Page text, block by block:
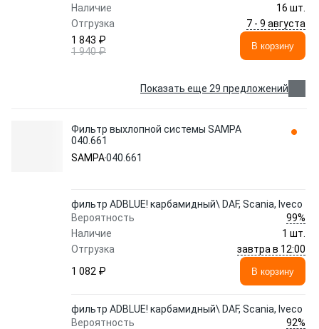
Наличие
16 шт.
Отгрузка
7 - 9 августа
1 843 ₽
1 940 ₽
В корзину
Показать еще 29 предложений
Фильтр выхлопной системы SAMPA
040.661
SAMPA040.661
фильтр ADBLUE! карбамидный\ DAF, Scania, Iveco
Вероятность
99%
Наличие
1 шт.
Отгрузка
завтра в 12:00
1 082 ₽
В корзину
фильтр ADBLUE! карбамидный\ DAF, Scania, Iveco
Вероятность
92%